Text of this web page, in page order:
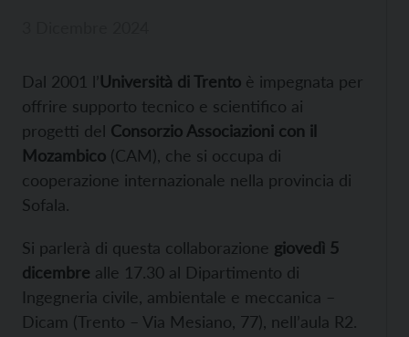
Dal 2001 l’Università di Trento è impegnata per
offrire supporto tecnico e scientifico ai
progetti del Consorzio Associazioni con il
Mozambico (CAM), che si occupa di
cooperazione internazionale nella provincia di
Sofala.
Si parlerà di questa collaborazione giovedì 5
dicembre alle 17.30 al Dipartimento di
Ingegneria civile, ambientale e meccanica –
Dicam (Trento – Via Mesiano, 77), nell’aula R2.